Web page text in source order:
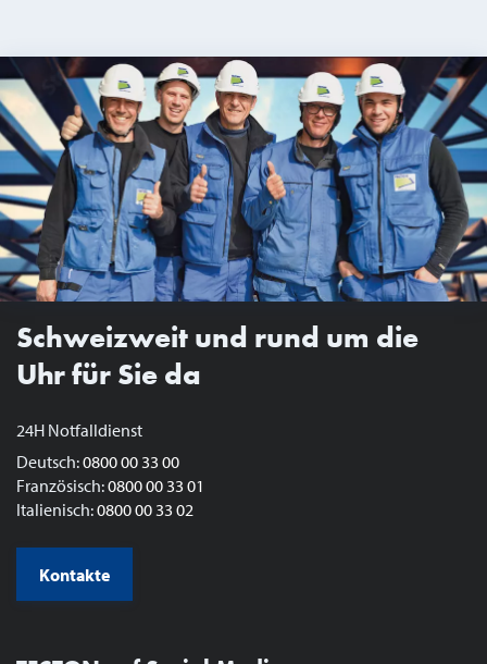
Schweizweit und rund um die
Uhr für Sie da
24H Notfalldienst
Deutsch:0800 00 33 00
Französisch:0800 00 33 01
Italienisch:0800 00 33 02
Kontakte